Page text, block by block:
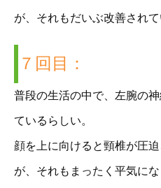
が、それもだいぶ改善されて
７回目：
普段の生活の中で、左腕の
ているらしい。
顔を上に向けると頸椎が圧
が、それもまったく平気にな